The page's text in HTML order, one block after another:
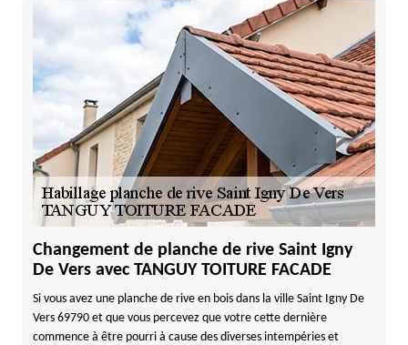
Changement de planche de rive Saint Igny
De Vers avec TANGUY TOITURE FACADE
Si vous avez une planche de rive en bois dans la ville Saint Igny De
Vers 69790 et que vous percevez que votre cette dernière
commence à être pourri à cause des diverses intempéries et